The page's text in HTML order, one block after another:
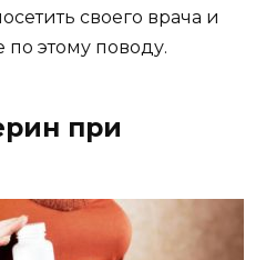
своего врача и
этому поводу.
при